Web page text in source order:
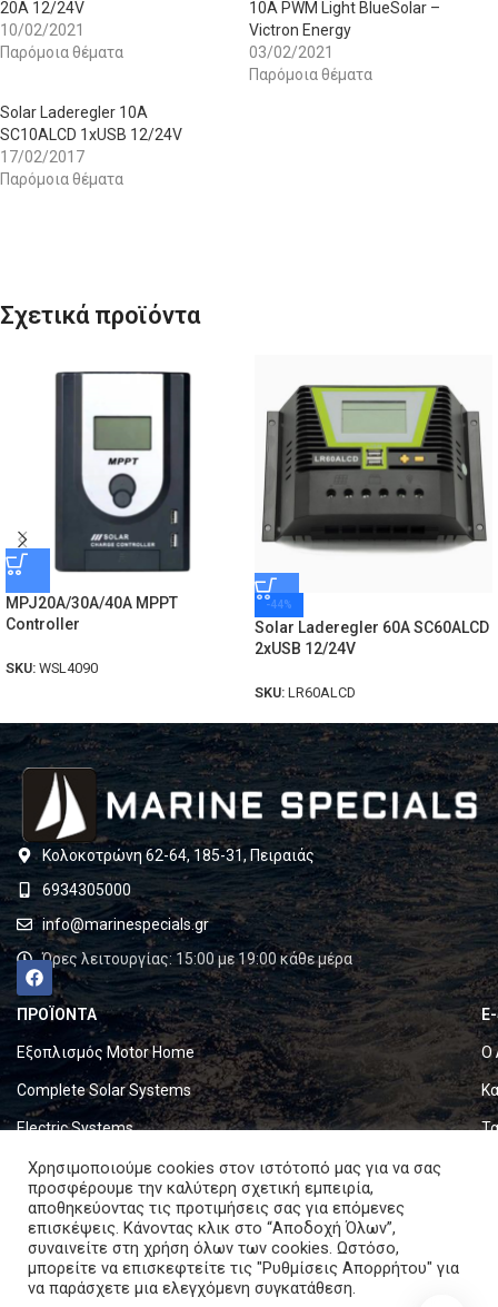
20A 12/24V
10/02/2021
Παρόμοια θέματα
10A PWM Light BlueSolar –
Victron Energy
03/02/2021
Παρόμοια θέματα
Solar Laderegler 10A
SC10ALCD 1xUSB 12/24V
17/02/2017
Παρόμοια θέματα
Σχετικά προϊόντα
MPJ20A/30A/40A MPPT
Controller
SKU: WSL4090
-44%
Solar Laderegler 60A SC60ALCD
2xUSB 12/24V
SKU: LR60ALCD
Κολοκοτρώνη 62-64, 185-31, Πειραιάς
6934305000
info@marinespecials.gr
Ώρες λειτουργίας: 15:00 με 19:00 κάθε μέρα
ΠΡΟΪΟΝΤΑ
Εξοπλισμός Motor Home
Complete Solar Systems
Electric Systems
Batteries
Set & Fold Solar Panels
Marine Equipment
Ο
Χρησιμοποιούμε cookies στον ιστότοπό μας για να σας
προσφέρουμε την καλύτερη σχετική εμπειρία,
αποθηκεύοντας τις προτιμήσεις σας για επόμενες
επισκέψεις. Κάνοντας κλικ στο “Αποδοχή Όλων”,
συναινείτε στη χρήση όλων των cookies. Ωστόσο,
μπορείτε να επισκεφτείτε τις "Ρυθμίσεις Απορρήτου" για
να παράσχετε μια ελεγχόμενη συγκατάθεση.